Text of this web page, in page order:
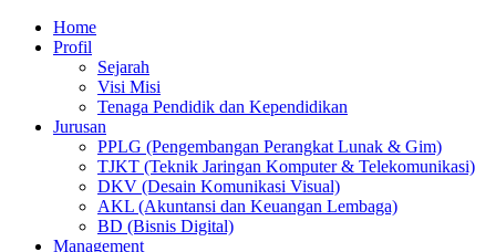
Home
Profil
Sejarah
Visi Misi
Tenaga Pendidik dan Kependidikan
Jurusan
PPLG (Pengembangan Perangkat Lunak & Gim)
TJKT (Teknik Jaringan Komputer & Telekomunikasi)
DKV (Desain Komunikasi Visual)
AKL (Akuntansi dan Keuangan Lembaga)
BD (Bisnis Digital)
Management